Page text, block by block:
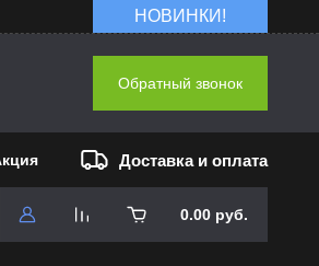
НОВИНКИ!
Обратный звонок
Доставка и оплата
0.00 руб.